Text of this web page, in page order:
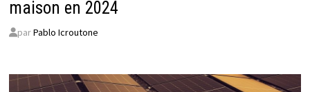
maison en 2024
parPablo Icroutone